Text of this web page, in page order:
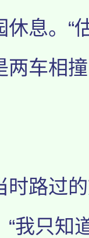
休息。“
两车相
过的
“我只知